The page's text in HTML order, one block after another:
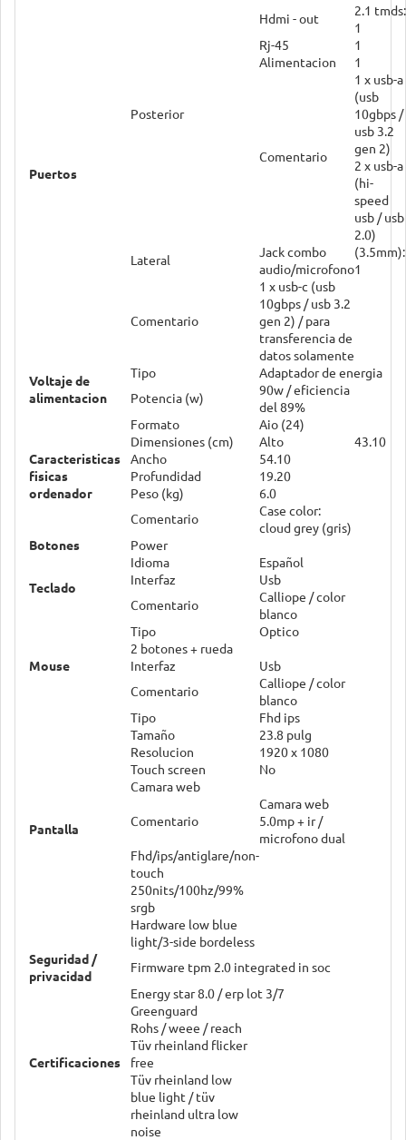
Puertos
Posterior
Hdmi - out
2.1 tmds:
1
Rj-45
1
Alimentacion
1
Comentario
1 x usb-a
(usb
10gbps /
usb 3.2
gen 2)
2 x usb-a
(hi-
speed
usb / usb
2.0)
Lateral
Jack combo
audio/microfono
(3.5mm):
1
Comentario
1 x usb-c (usb
10gbps / usb 3.2
gen 2) / para
transferencia de
datos solamente
Voltaje de
alimentacion
Tipo
Adaptador de energia
Potencia (w)
90w / eficiencia
del 89%
Caracteristicas
fisicas
ordenador
Formato
Aio (24)
Dimensiones (cm)
Alto
43.10
Ancho
54.10
Profundidad
19.20
Peso (kg)
6.0
Comentario
Case color:
cloud grey (gris)
Botones
Power
Teclado
Idioma
Español
Interfaz
Usb
Comentario
Calliope / color
blanco
Mouse
Tipo
Optico
2 botones + rueda
Interfaz
Usb
Comentario
Calliope / color
blanco
Pantalla
Tipo
Fhd ips
Tamaño
23.8 pulg
Resolucion
1920 x 1080
Touch screen
No
Camara web
Comentario
Camara web
5.0mp + ir /
microfono dual
Fhd/ips/antiglare/non-
touch
250nits/100hz/99%
srgb
Hardware low blue
light/3-side bordeless
Seguridad /
privacidad
Firmware tpm 2.0 integrated in soc
Certificaciones
Energy star 8.0 / erp lot 3/7
Greenguard
Rohs / weee / reach
Tüv rheinland flicker
free
Tüv rheinland low
blue light / tüv
rheinland ultra low
noise